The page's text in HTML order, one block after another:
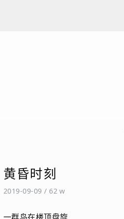
黄昏时刻
2019-09-09/ 62 w